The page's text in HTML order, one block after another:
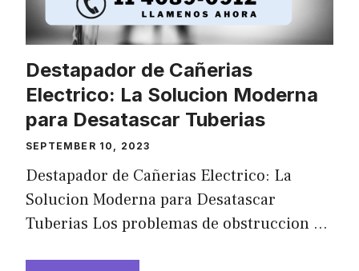
Destapador de Cañerias
Electrico: La Solucion Moderna
para Desatascar Tuberias
SEPTEMBER 10, 2023
Destapador de Cañerias Electrico: La
Solucion Moderna para Desatascar
Tuberias Los problemas de obstruccion …